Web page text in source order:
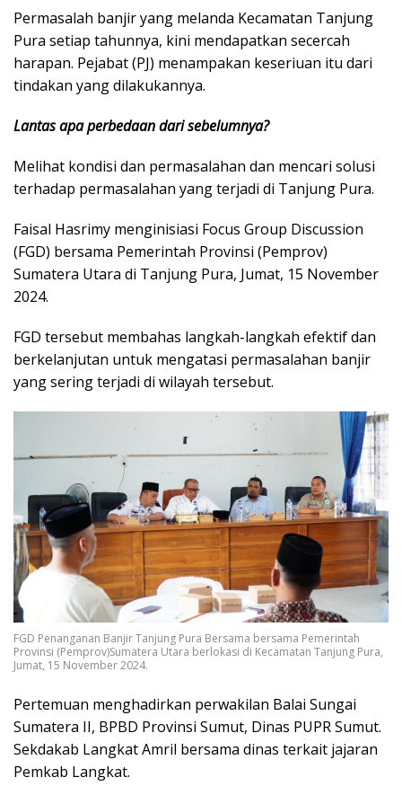
Permasalah banjir yang melanda Kecamatan Tanjung
Pura setiap tahunnya, kini mendapatkan secercah
harapan. Pejabat (PJ) menampakan keseriuan itu dari
tindakan yang dilakukannya.
Lantas apa perbedaan dari sebelumnya?
Melihat kondisi dan permasalahan dan mencari solusi
terhadap permasalahan yang terjadi di Tanjung Pura.
Faisal Hasrimy menginisiasi Focus Group Discussion
(FGD) bersama Pemerintah Provinsi (Pemprov)
Sumatera Utara di Tanjung Pura, Jumat, 15 November
2024.
FGD tersebut membahas langkah-langkah efektif dan
berkelanjutan untuk mengatasi permasalahan banjir
yang sering terjadi di wilayah tersebut.
FGD Penanganan Banjir Tanjung Pura Bersama bersama Pemerintah
Provinsi (Pemprov)Sumatera Utara berlokasi di Kecamatan Tanjung Pura,
Jumat, 15 November 2024.
Pertemuan menghadirkan perwakilan Balai Sungai
Sumatera II, BPBD Provinsi Sumut, Dinas PUPR Sumut.
Sekdakab Langkat Amril bersama dinas terkait jajaran
Pemkab Langkat.